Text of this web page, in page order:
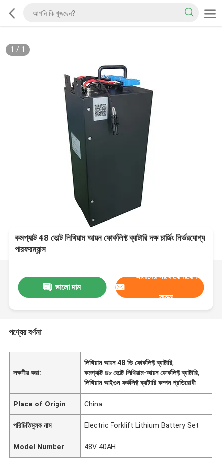
1 / 1
কমপ্যাক্ট 48 ভোল্ট লিথিয়াম আয়ন ফোর্কলিফ্ট ব্যাটারি দক্ষ চার্জিং নির্ভরযোগ্য
পারফরম্যান্স
ভালো দাম
আমাদের সাথে যোগাযোগ
করুন
পণ্যের বর্ণনা
লক্ষণীয় করা:
লিথিয়াম আয়ন 48 ভি ফোর্কলিফ্ট ব্যাটারি,
কমপ্যাক্ট ৪৮ ভোল্ট লিথিয়াম-আয়ন ফোর্কলিফ্ট ব্যাটারি,
লিথিয়াম আইওন ফর্কলিফ্ট ব্যাটারি কম্পন প্রতিরোধী
Place of Origin China
পরিচিতিমুলক নাম Electric Forklift Lithium Battery Set
Model Number 48V 40AH